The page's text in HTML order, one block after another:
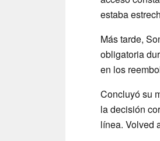
estaba
Más tarde,
obligatoria
en los
Concluyó su
la decisión
línea. Volved